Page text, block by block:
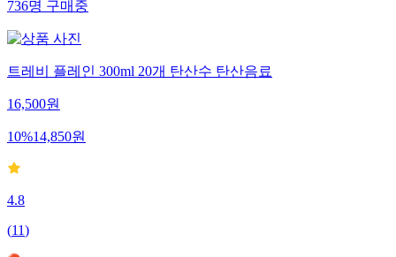
736명구매중
트레비 플레인 300ml 20개 탄산수 탄산음료
16,500원
10%14,850원
4.8
(11)